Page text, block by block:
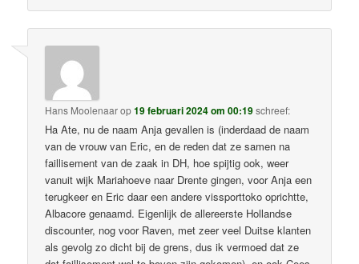
Hans Moolenaarop19 februari 2024 om 00:19schreef:
Ha Ate, nu de naam Anja gevallen is (inderdaad de naam
van de vrouw van Eric, en de reden dat ze samen na
faillisement van de zaak in DH, hoe spijtig ook, weer
vanuit wijk Mariahoeve naar Drente gingen, voor Anja een
terugkeer en Eric daar een andere vissporttoko oprichtte,
Albacore genaamd. Eigenlijk de allereerste Hollandse
discounter, nog voor Raven, met zeer veel Duitse klanten
als gevolg zo dicht bij de grens, dus ik vermoed dat ze